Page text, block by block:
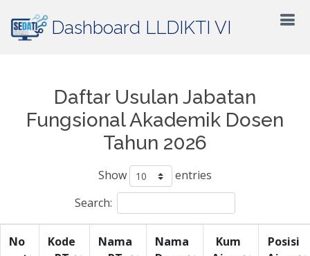
Dashboard LLDIKTI VI
Daftar Usulan Jabatan
Fungsional Akademik Dosen
Tahun 2026
Show
entries
Search:
No
Kode
Nama
Nama
Kum
Posisi